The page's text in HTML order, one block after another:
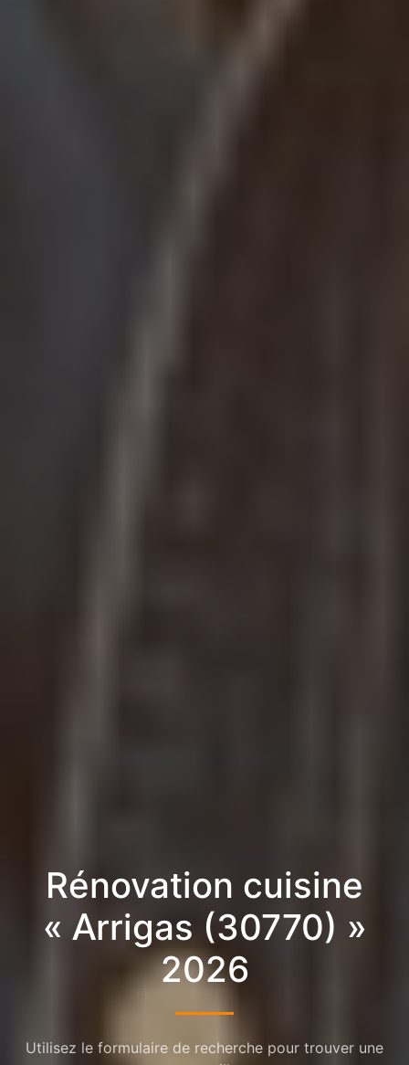
Rénovation cuisine
« Arrigas (30770) »
2026
Utilisez le formulaire de recherche pour trouver une